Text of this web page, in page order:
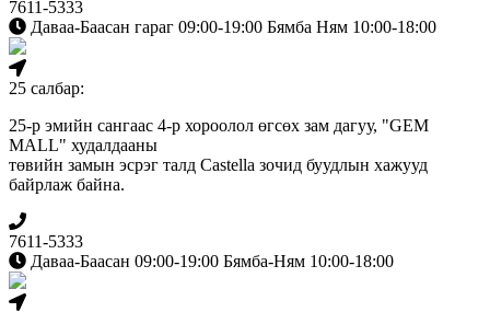
7611-5333
Даваа-Баасан гараг 09:00-19:00 Бямба Ням 10:00-18:00
25 салбар:
25-р эмийн сангаас 4-р хороолол өгсөх зам дагуу, "GEM
MALL" худалдааны
төвийн замын эсрэг талд Сastella зочид буудлын хажууд
байрлаж байна.
7611-5333
Даваа-Баасан 09:00-19:00 Бямба-Ням 10:00-18:00